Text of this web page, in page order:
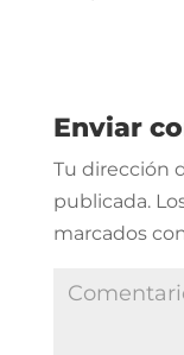
Enviar
Tu dirección
publicada.
marcados